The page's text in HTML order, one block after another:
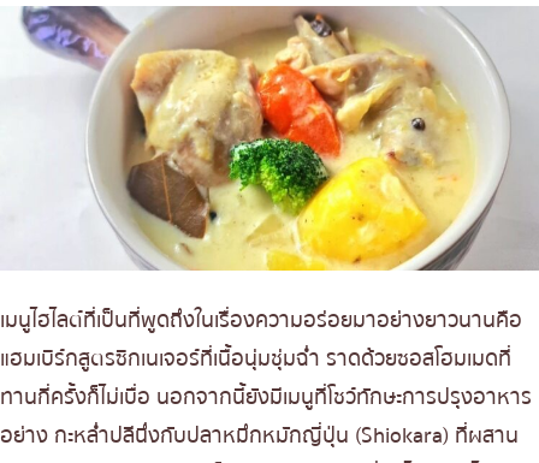
เมนูไฮไลต์ที่เป็นที่พูดถึงในเรื่องความอร่อยมาอย่างยาวนานคือ
แฮมเบิร์กสูตรซิกเนเจอร์ที่เนื้อนุ่มชุ่มฉ่ำ ราดด้วยซอสโฮมเมดที่
ทานกี่ครั้งก็ไม่เบื่อ นอกจากนี้ยังมีเมนูที่โชว์ทักษะการปรุงอาหาร
อย่าง กะหล่ำปลีนึ่งกับปลาหมึกหมักญี่ปุ่น (Shiokara) ที่ผสาน